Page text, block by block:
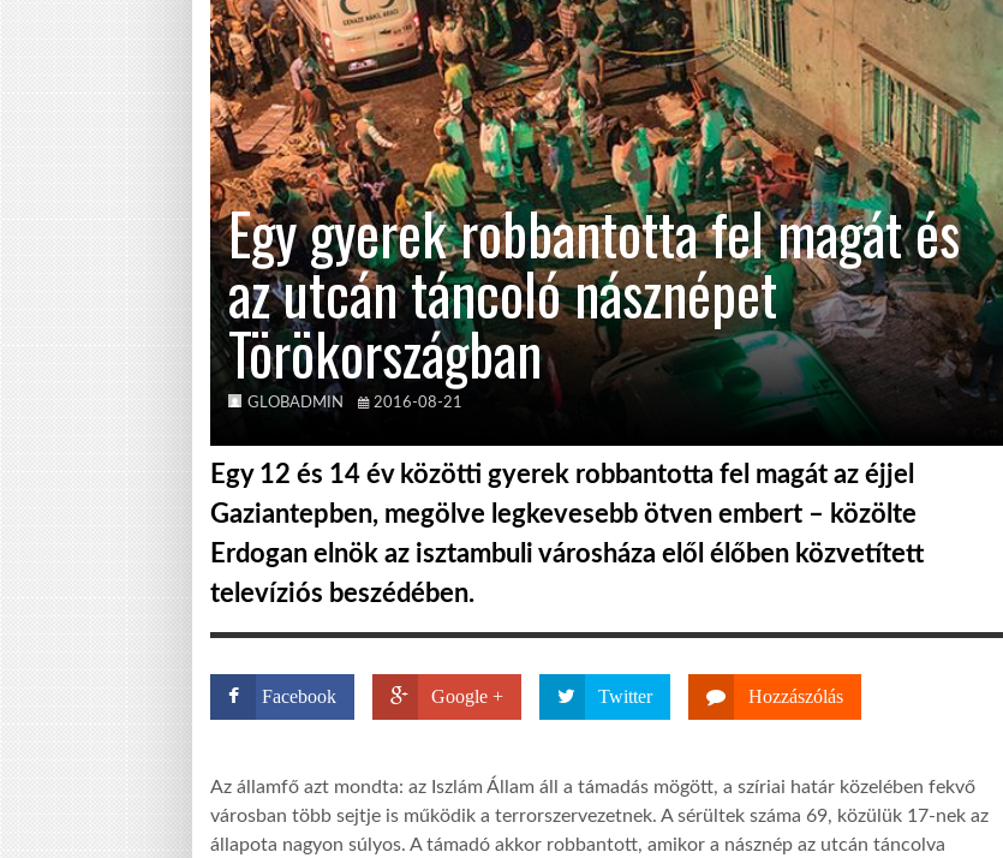
Egy gyerek robbantotta fel magát és
az utcán táncoló násznépet
Törökországban
GLOBADMIN 2016-08-21
Egy 12 és 14 év közötti gyerek robbantotta fel magát az éjjel
Gaziantepben, megölve legkevesebb ötven embert – közölte
Erdogan elnök az isztambuli városháza elől élőben közvetített
televíziós beszédében.
Facebook Google + Twitter Hozzászólás
Az államfő azt mondta: az Iszlám Állam áll a támadás mögött, a szíriai határ közelében fekvő
városban több sejtje is működik a terrorszervezetnek. A sérültek száma 69, közülük 17-nek az
állapota nagyon súlyos. A támadó akkor robbantott, amikor a násznép az utcán táncolva